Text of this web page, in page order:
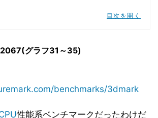
結果「TMPGEnc Video Mastering
」
結果「3DMark v2.0.2067」
結果「Ashes of the Singularity」
目次を開く
グラフ31～35)
benchmarks/3dmark
性能系ベンチマークだったわけだ